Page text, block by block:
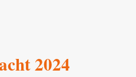
2024